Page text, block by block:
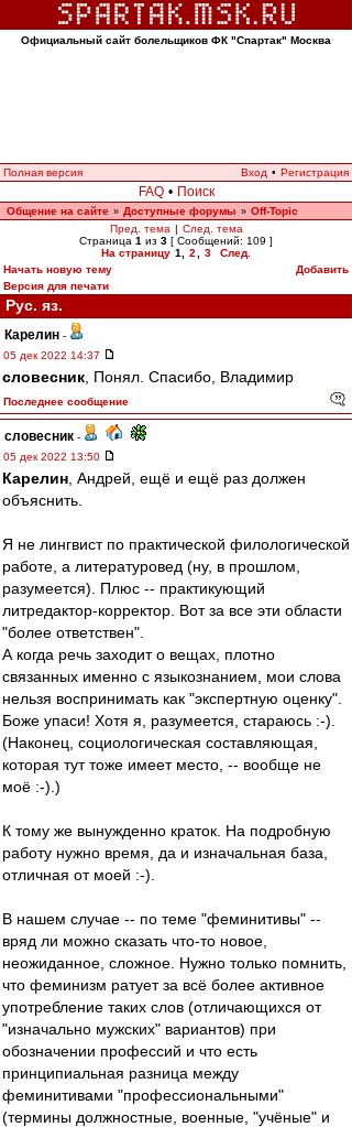
Официальный сайт болельщиков ФК "Спартак" Москва
Полная версия Вход • Регистрация
FAQ • Поиск
Общение на сайте » Доступные форумы » Off-Topic
Пред. тема | След. тема
Страница 1 из 3 [ Сообщений: 109 ]
На страницу 1 2 3
След.
Начать новую тему
Добавить
Версия для печати
Рус. яз.
Карелин -
05 дек 2022 14:37
словесник , Понял. Спасибо, Владимир
Последнее сообщение
словесник -
05 дек 2022 13:50
Карелин , Андрей, ещё и ещё раз должен
объяснить.
Я не лингвист по практической филологической
работе, а литературовед (ну, в прошлом,
разумеется). Плюс -- практикующий
литредактор-корректор. Вот за все эти области
"более ответствен".
А когда речь заходит о вещах, плотно
связанных именно с языкознанием, мои слова
нельзя воспринимать как "экспертную оценку".
Боже упаси! Хотя я, разумеется, стараюсь :-).
(Наконец, социологическая составляющая,
которая тут тоже имеет место, -- вообще не
моё :-).)
К тому же вынужденно краток. На подробную
работу нужно время, да и изначальная база,
отличная от моей :-).
В нашем случае -- по теме "феминитивы" --
вряд ли можно сказать что-то новое,
неожиданное, сложное. Нужно только помнить,
что феминизм ратует за всё более активное
употребление таких слов (отличающихся от
"изначально мужских" вариантов) при
обозначении профессий и что есть
принципиальная разница между
феминитивами "профессиональными"
(термины должностные, военные, "учёные" и